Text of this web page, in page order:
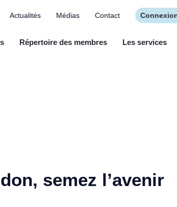
Actualités Médias Contact
Répertoire des membres Les services
semez l’avenir